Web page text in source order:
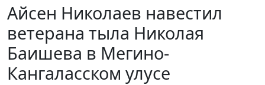
Айсен Николаев навестил
ветерана тыла Николая
Баишева в Мегино-
Кангаласском улусе